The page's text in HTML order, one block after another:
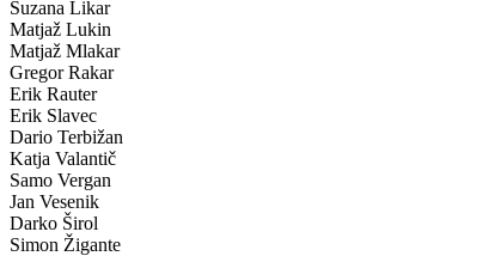
Suzana Likar
Matjaž Lukin
Matjaž Mlakar
Gregor Rakar
Erik Rauter
Erik Slavec
Dario Terbižan
Katja Valantič
Samo Vergan
Jan Vesenik
Darko Širol
Simon Žigante